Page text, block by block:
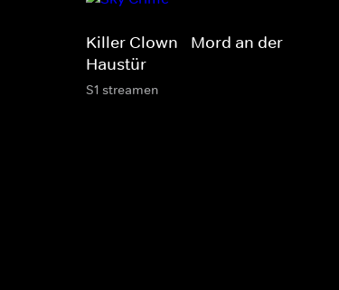
Killer Clown - Mord an der
Haustür
S1 streamen